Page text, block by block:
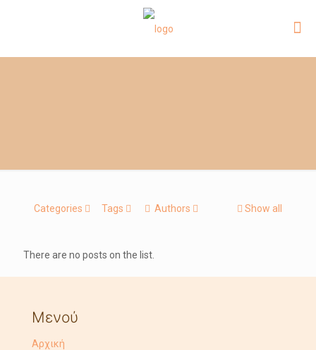
Categories Tags Authors Show all
There are no posts on the list.
Μενού
Αρχική